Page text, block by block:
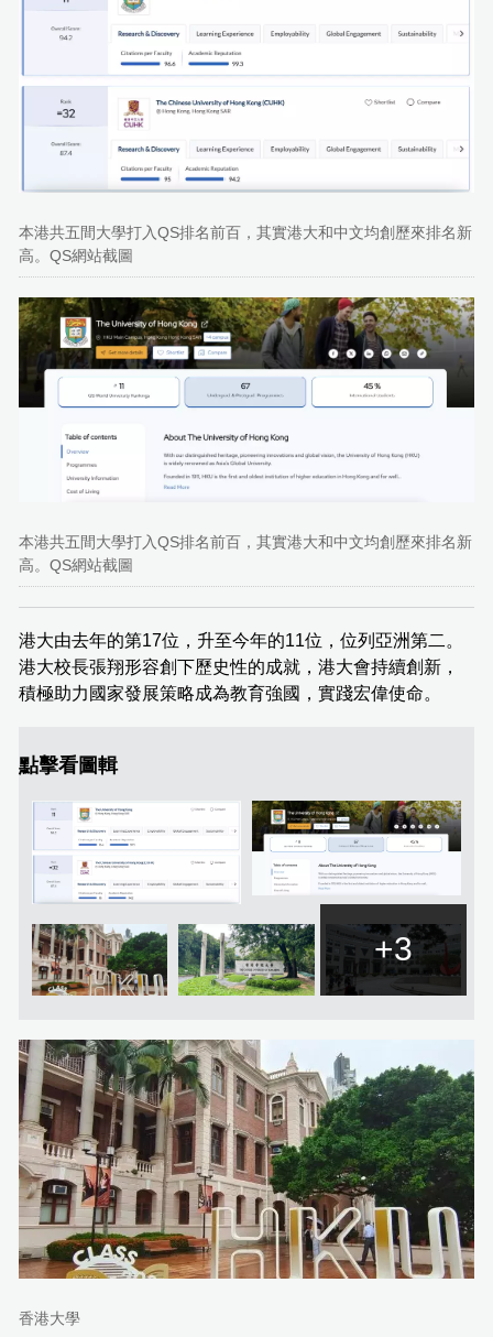
本港共五間大學打入QS排名前百，其實港大和中文均創歷來排名新
高。QS網站截圖
本港共五間大學打入QS排名前百，其實港大和中文均創歷來排名新
高。QS網站截圖
港大由去年的第17位，升至今年的11位，位列亞洲第二。
港大校長張翔形容創下歷史性的成就，港大會持續創新，
積極助力國家發展策略成為教育強國，實踐宏偉使命。
點擊看圖輯
+3
香港大學